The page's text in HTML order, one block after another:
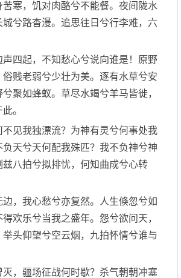
，饥对肉酪兮不能餐。夜间陇水
兮路杳漫。追思往日兮行李难，六
起，不知愁心兮说向谁是！原野
贱老弱兮少壮为美。逐有水草兮安
聚如蜂蚁。草尽水竭兮羊马皆徙，
。
我独漂流？为神有灵兮何事处我
天兮天何配我殊匹？我不负神兮神
八拍兮拟排忧，何知曲成兮心转
我心愁兮亦复然。人生倏忽兮如
欢乐兮当我之盛年。怨兮欲问天，
头仰望兮空云烟，九拍怀情兮谁与
疆场征战何时歇？杀气朝朝冲塞